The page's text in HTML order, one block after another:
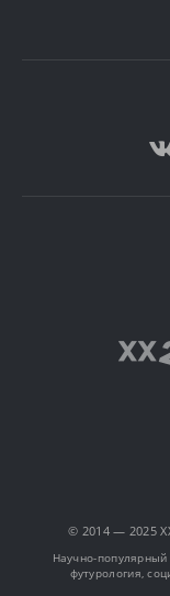
© 2014 — 2025
Научно-популярный
футурология,